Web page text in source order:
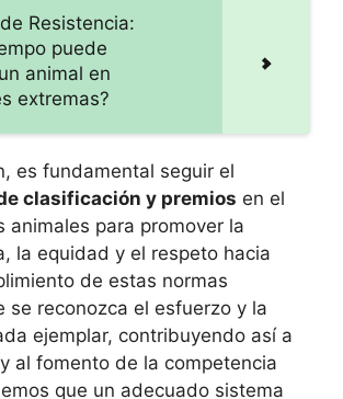
Resistencia:
puede
animal en
extremas?
es fundamental seguir el
clasificación y premios en el
animales para promover la
la equidad y el respeto hacia
de estas normas
se reconozca el esfuerzo y la
ejemplar, contribuyendo así a
al fomento de la competencia
que un adecuado sistema